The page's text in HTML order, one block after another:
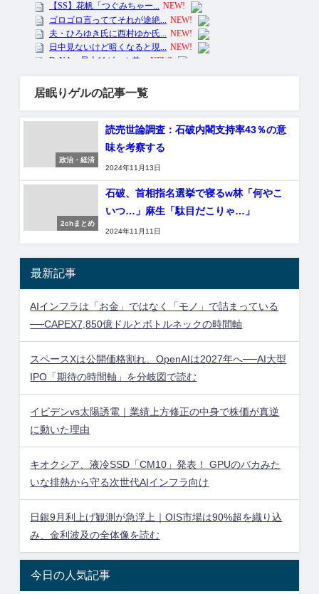
居眠りゲルの記事一覧
政治・経済
読売世論調査：石破内閣支持率43％の意
味を考察する
2024年11月13日
2chまとめ
石破、首相指名選挙で寝るw林「何やこ
いつ…」麻生「駄目だこりゃ…」
2024年11月11日
最新記事
AIインフラは「お金」ではなく「モノ」で詰まっている
──CAPEX7,850億ドルとボトルネックの時間軸
スペースXは公開価格割れ、OpenAIは2027年へ──AI大型
IPO「期待の時間軸」を分岐図で読む
イビデンvs太陽誘電｜業績上方修正の中身で株価が真逆
に動いた理由
キオクシア、液冷SSD「CM10」発表！ GPUのバカみた
いな排熱から守る次世代AIインフラ向け
日銀9月利上げ観測が急浮上｜OIS市場は90%超を織り込
み、金利波及の全体像を読む
今日の人気記事